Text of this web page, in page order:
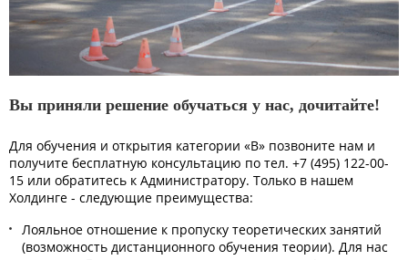
Вы приняли решение обучаться у нас, дочитайте!
Для обучения и открытия категории «В» позвоните нам и
получите бесплатную консультацию по тел. +7 (495) 122-00-
15 или обратитесь к Администратору. Только в нашем
Холдинге - следующие преимущества:
Лояльное отношение к пропуску теоретических занятий
(возможность дистанционного обучения теории). Для нас